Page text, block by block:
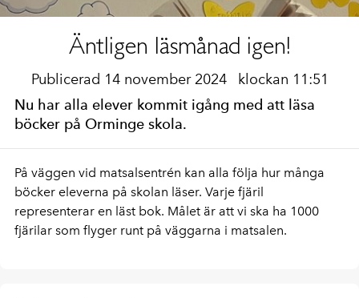
Äntligen läsmånad igen!
Publicerad 14 november 2024 klockan 11:51
Nu har alla elever kommit igång med att läsa
böcker på Orminge skola.
På väggen vid matsalsentrén kan alla följa hur många
böcker eleverna på skolan läser. Varje fjäril
representerar en läst bok. Målet är att vi ska ha 1000
fjärilar som flyger runt på väggarna i matsalen.